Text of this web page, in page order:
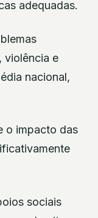
adequadas.
violência e
nacional,
o impacto das
sociais